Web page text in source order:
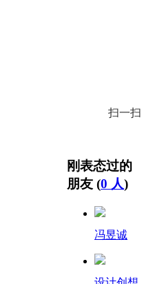
扫一扫
刚表态过的
朋友 (0 人)
冯昱诚